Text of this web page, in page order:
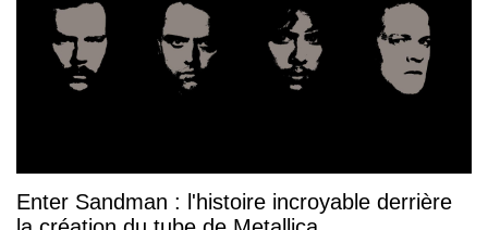
Enter Sandman : l'histoire incroyable derrière